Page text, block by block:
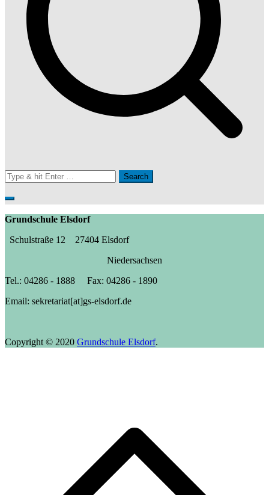
Search
for:
Grundschule Elsdorf
Schulstraße 12 27404 Elsdorf
Niedersachsen
Tel.: 04286 - 1888 Fax: 04286 - 1890
Email: sekretariat[at]gs-elsdorf.de
Copyright © 2020 Grundschule Elsdorf.